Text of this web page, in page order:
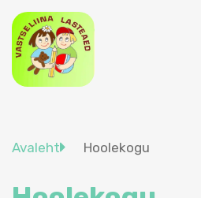
Avaleht Hoolekogu